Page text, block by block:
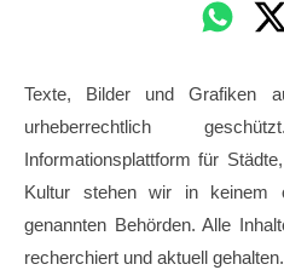
Texte, Bilder und Grafiken
urheberrechtlich
Informationsplattform für
Kultur stehen wir in keinem
genannten Behörden. Alle
recherchiert und aktuell gehalten.